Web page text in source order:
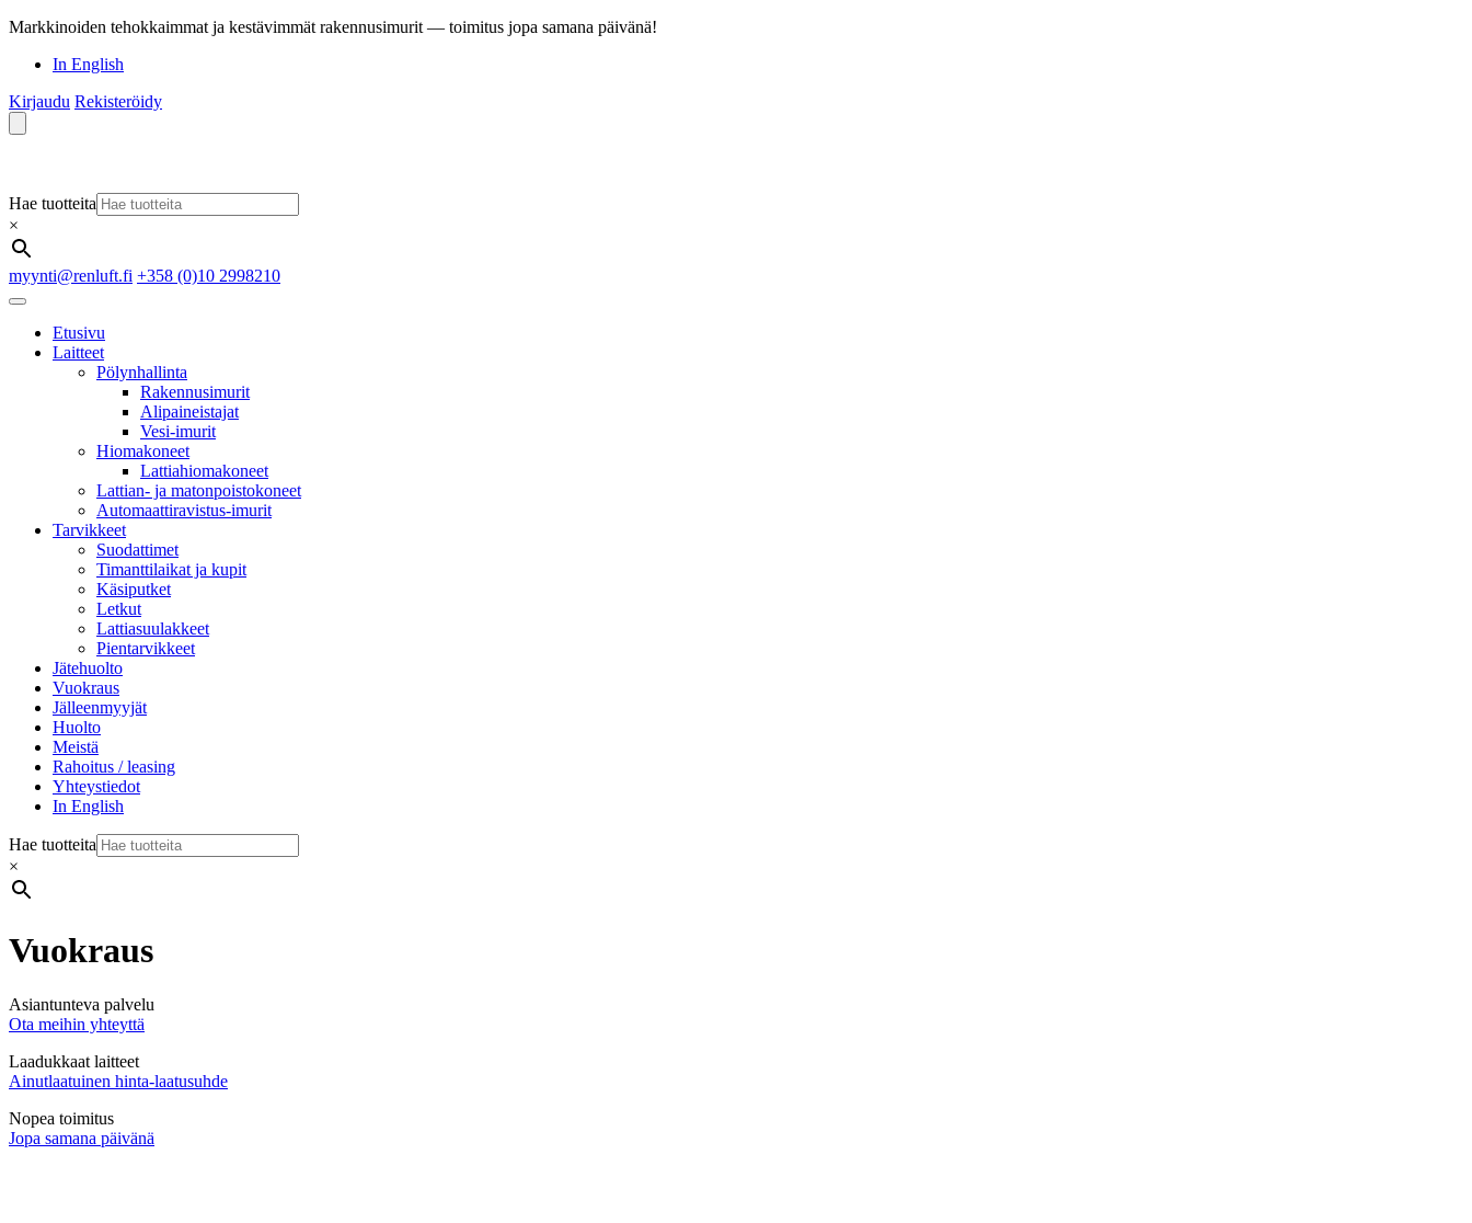
Markkinoiden tehokkaimmat ja kestävimmät rakennusimurit — toimitus jopa samana päivänä!
In English
Kirjaudu Rekisteröidy
Hae tuotteita
×
myynti@renluft.fi +358 (0)10 2998210
Etusivu
Laitteet
Pölynhallinta
Rakennusimurit
Alipaineistajat
Vesi-imurit
Hiomakoneet
Lattiahiomakoneet
Lattian- ja matonpoistokoneet
Automaattiravistus-imurit
Tarvikkeet
Suodattimet
Timanttilaikat ja kupit
Käsiputket
Letkut
Lattiasuulakkeet
Pientarvikkeet
Jätehuolto
Vuokraus
Jälleenmyyjät
Huolto
Meistä
Rahoitus / leasing
Yhteystiedot
In English
Hae tuotteita
×
Vuokraus
Asiantunteva palvelu
Ota meihin yhteyttä
Laadukkaat laitteet
Ainutlaatuinen hinta-laatusuhde
Nopea toimitus
Jopa samana päivänä